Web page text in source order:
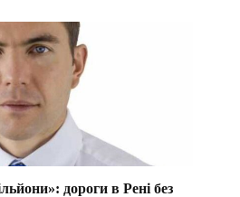
дороги в Рені без